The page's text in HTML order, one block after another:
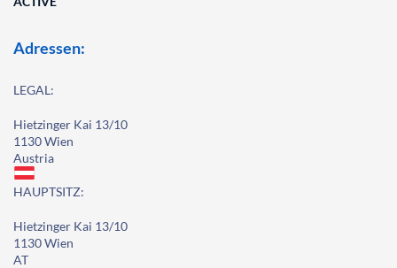
Adressen:
LEGAL:
Hietzinger Kai 13/10
1130 Wien
Austria
HAUPTSITZ:
Hietzinger Kai 13/10
1130 Wien
AT